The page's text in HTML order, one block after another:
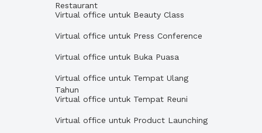
Restaurant
Virtual office untuk Beauty Class
Virtual office untuk Press Conference
Virtual office untuk Buka Puasa
Virtual office untuk Tempat Ulang
Tahun
Virtual office untuk Tempat Reuni
Virtual office untuk Product Launching